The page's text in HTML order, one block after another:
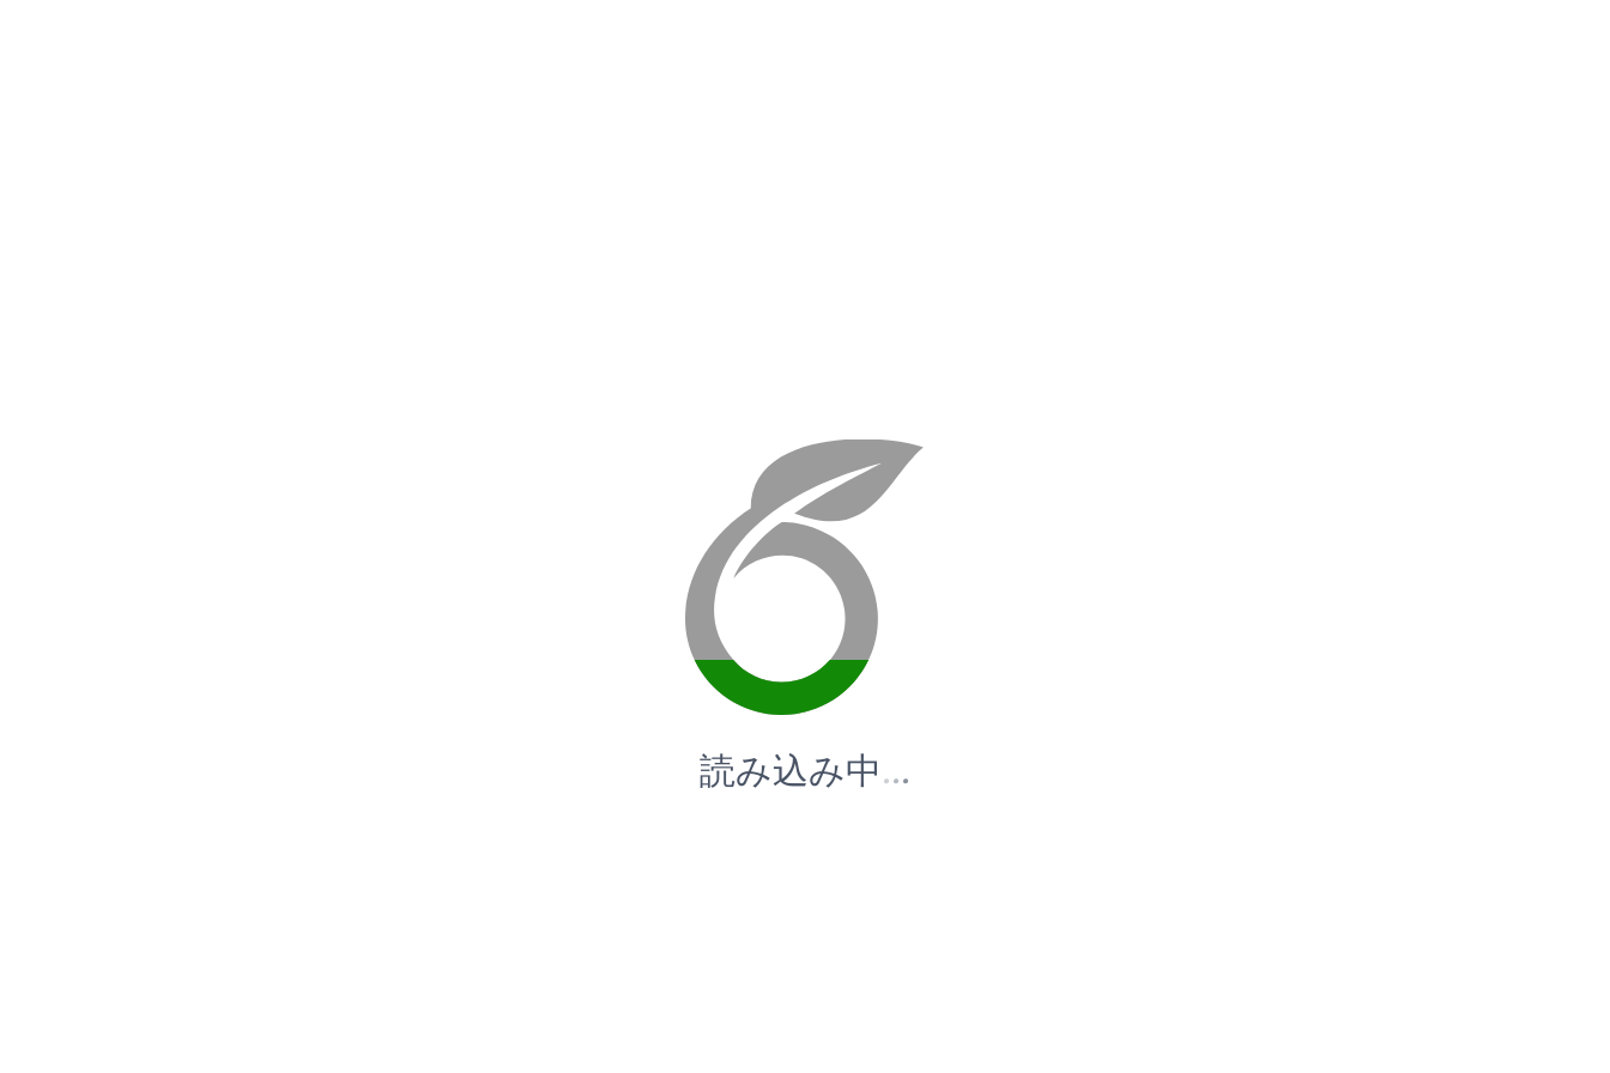
読み込み中...